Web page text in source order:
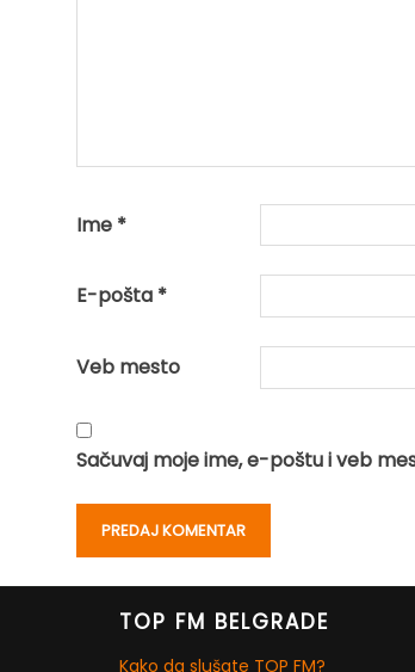
Ime *
E-pošta *
Veb mesto
Sačuvaj moje ime, e-poštu i veb
TOP FM BELGRADE
Kako da slušate TOP FM?